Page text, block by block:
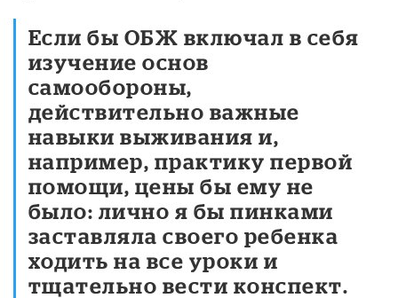
Если бы ОБЖ включал в себя
изучение основ
самообороны,
действительно важные
навыки выживания и,
например, практику первой
помощи, цены бы ему не
было: лично я бы пинками
заставляла своего ребенка
ходить на все уроки и
тщательно вести конспект.